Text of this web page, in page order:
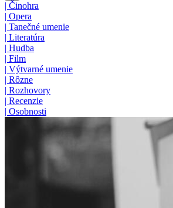
| Činohra
| Opera
| Tanečné umenie
| Literatúra
| Hudba
| Film
| Výtvarné umenie
| Rôzne
| Rozhovory
| Recenzie
| Osobnosti